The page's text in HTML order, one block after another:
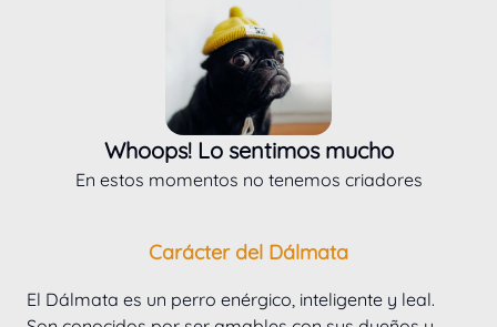
Whoops! Lo sentimos mucho
En estos momentos no tenemos criadores
Carácter del Dálmata
El Dálmata es un perro enérgico, inteligente y leal.